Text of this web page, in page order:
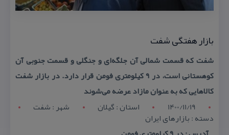
بازار هفتگی شفت
شفت كه قسمت شمالی آن جلگه‌ای و جنگلی و قسمت جنوبی آن
كوهستانی است، در ۹ كیلومتری فومن قرار دارد. در بازار شفت
كالاهایی كه به عنوان مازاد عرضه می‌شوند
1400/11/19
استان : گيلان شهر : شفت
دسته : بازارهای ایران